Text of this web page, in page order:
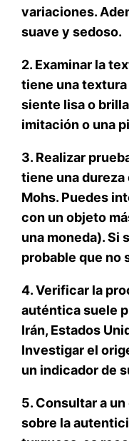
variaciones.
suave y sedoso.
2. Examinar la
tiene una textura
siente lisa o
imitación o una
3. Realizar
tiene una dureza
Mohs. Puedes
con un objeto
una moneda). Si
probable que no
4. Verificar la
auténtica suele
Irán, Estados
Investigar el
un indicador de
5. Consultar a
sobre la